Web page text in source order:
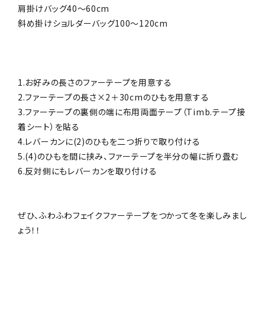
肩掛けバッグ40～60cm
斜め掛けショルダーバッグ100～120cm
1.お好みの長さのファーテープを用意する
2.ファーテープの長さ×2＋30cmのひもを用意する
3.ファーテープの裏側の端に布用両面テープ（Timb.テープ接
着シート）を貼る
4.レバーカンに(2)のひもを二つ折りで取り付ける
5.(4)のひもを間に挟み、ファーテープを半分の幅に折り畳む
6.反対側にもレバーカンを取り付ける
ぜひ、ふわふわフェイクファーテープをつかって冬を楽しみまし
ょう！！